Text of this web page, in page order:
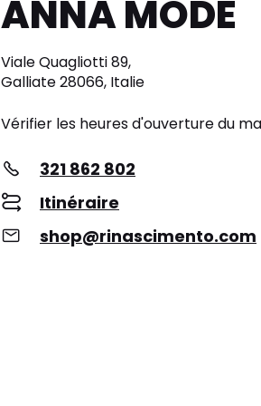
ANNA MODE
Viale Quagliotti 89,
Galliate 28066, Italie
Vérifier les heures d'ouverture du
321 862 802
Itinéraire
shop@rinascimento.com